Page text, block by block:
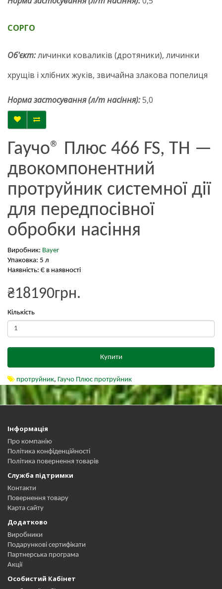
СОРГО
Об'єкт:личинки коваликів (дротяники), личинки
хрущів і хлібних жуків, звичайна злакова попелиця
Норма застосування (л/т насіння):5,0
Гаучо® Плюс 466 FS, ТН —
двокомпонентний
протруйник системної дії
для передпосівної
обробки насіння
Виробник: Bayer
Упаковка: 5 л
Наявність: Є в наявності
₴18190грн.
Кількість
Купити
протруйник, Гаучо Плюс протруйник
Інформація
Про компанію
Політика конфіденційності
Політика повернення товарів
Служба підтримки
Контакти
Повернення товару
Карта сайту
Додатково
Виробники
Подарункові сертифікати
Партнерська програма
Акції
Особистий Кабінет